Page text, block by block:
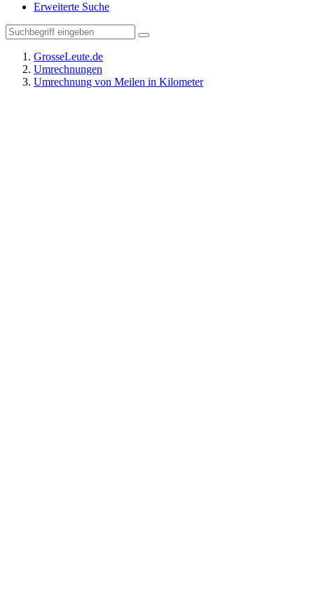
Erweiterte Suche
GrosseLeute.de
Umrechnungen
Umrechnung von Meilen in Kilometer